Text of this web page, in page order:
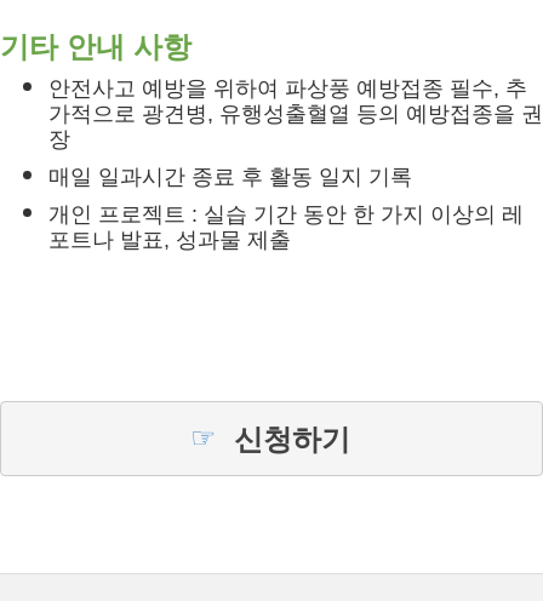
기타 안내 사항
안전사고 예방을 위하여 파상풍 예방접종 필수, 추
가적으로 광견병, 유행성출혈열 등의 예방접종을 권
장
매일 일과시간 종료 후 활동 일지 기록
개인 프로젝트 : 실습 기간 동안 한 가지 이상의 레
포트나 발표, 성과물 제출
☞ 신청하기